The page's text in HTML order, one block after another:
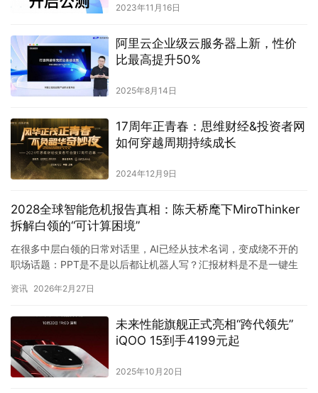
2023年11月16日
阿里云企业级云服务器上新，性价
比最高提升50%
2025年8月14日
17周年正青春：思维财经&投资者网
如何穿越周期持续成长
2024年12月9日
2028全球智能危机报告真相：陈天桥麾下MiroThinker
拆解白领的“可计算困境”
在很多中层白领的日常对话里，AI已经从技术名词，变成绕不开的
职场话题：PPT是不是以后都让机器人写？汇报材料是不是一键生
资讯 2026年2月27日
未来性能旗舰正式亮相“跨代领先”
iQOO 15到手4199元起
2025年10月20日